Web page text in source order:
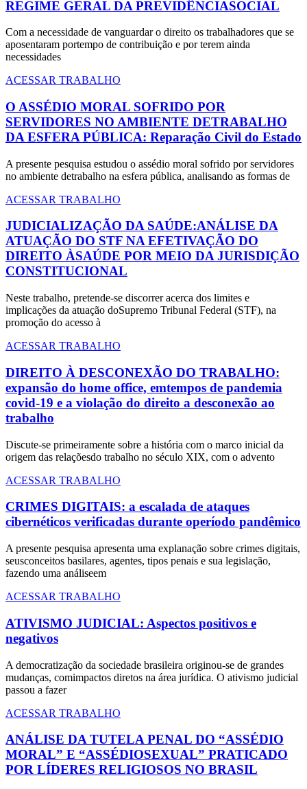
REGIME GERAL DA PREVIDÊNCIASOCIAL
Com a necessidade de vanguardar o direito os trabalhadores que se
aposentaram portempo de contribuição e por terem ainda
necessidades
ACESSAR TRABALHO
O ASSÉDIO MORAL SOFRIDO POR
SERVIDORES NO AMBIENTE DETRABALHO
DA ESFERA PÚBLICA: Reparação Civil do Estado
A presente pesquisa estudou o assédio moral sofrido por servidores
no ambiente detrabalho na esfera pública, analisando as formas de
ACESSAR TRABALHO
JUDICIALIZAÇÃO DA SAÚDE:ANÁLISE DA
ATUAÇÃO DO STF NA EFETIVAÇÃO DO
DIREITO ÀSAÚDE POR MEIO DA JURISDIÇÃO
CONSTITUCIONAL
Neste trabalho, pretende-se discorrer acerca dos limites e
implicações da atuação doSupremo Tribunal Federal (STF), na
promoção do acesso à
ACESSAR TRABALHO
DIREITO À DESCONEXÃO DO TRABALHO:
expansão do home office, emtempos de pandemia
covid-19 e a violação do direito a desconexão ao
trabalho
Discute-se primeiramente sobre a história com o marco inicial da
origem das relaçõesdo trabalho no século XIX, com o advento
ACESSAR TRABALHO
CRIMES DIGITAIS: a escalada de ataques
cibernéticos verificadas durante operíodo pandêmico
A presente pesquisa apresenta uma explanação sobre crimes digitais,
seusconceitos basilares, agentes, tipos penais e sua legislação,
fazendo uma análiseem
ACESSAR TRABALHO
ATIVISMO JUDICIAL: Aspectos positivos e
negativos
A democratização da sociedade brasileira originou-se de grandes
mudanças, comimpactos diretos na área jurídica. O ativismo judicial
passou a fazer
ACESSAR TRABALHO
ANÁLISE DA TUTELA PENAL DO “ASSÉDIO
MORAL” E “ASSÉDIOSEXUAL” PRATICADO
POR LÍDERES RELIGIOSOS NO BRASIL